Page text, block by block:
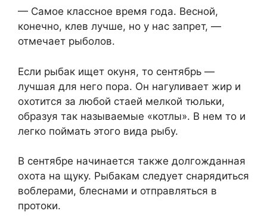
— Самое классное время года. Весной,
конечно, клев лучше, но у нас запрет, —
отмечает рыболов.
Если рыбак ищет окуня, то сентябрь —
лучшая для него пора. Он нагуливает жир и
охотится за любой стаей мелкой тюльки,
образуя так называемые «котлы». В нем то и
легко поймать этого вида рыбу.
В сентябре начинается также долгожданная
охота на щуку. Рыбакам следует снарядиться
воблерами, блеснами и отправляться в
протоки.